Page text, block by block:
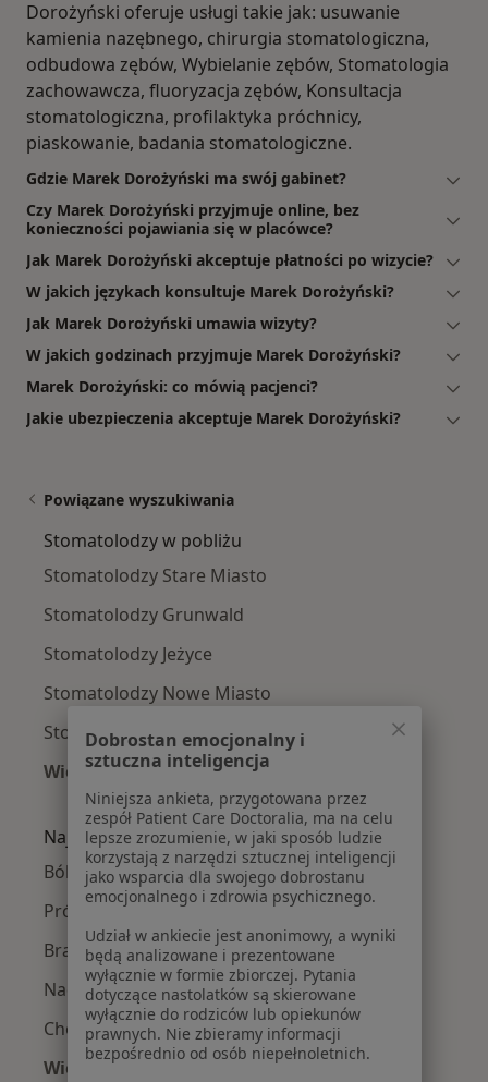
Dorożyński oferuje usługi takie jak: usuwanie
kamienia nazębnego, chirurgia stomatologiczna,
odbudowa zębów, Wybielanie zębów, Stomatologia
zachowawcza, fluoryzacja zębów, Konsultacja
stomatologiczna, profilaktyka próchnicy,
piaskowanie, badania stomatologiczne.
Gdzie Marek Dorożyński ma swój gabinet?
Czy Marek Dorożyński przyjmuje online, bez
konieczności pojawiania się w placówce?
Jak Marek Dorożyński akceptuje płatności po wizycie?
W jakich językach konsultuje Marek Dorożyński?
Jak Marek Dorożyński umawia wizyty?
W jakich godzinach przyjmuje Marek Dorożyński?
Marek Dorożyński: co mówią pacjenci?
Jakie ubezpieczenia akceptuje Marek Dorożyński?
Powiązane wyszukiwania
Stomatolodzy w pobliżu
Stomatolodzy Stare Miasto
Stomatolodzy Grunwald
Stomatolodzy Jeżyce
Stomatolodzy Nowe Miasto
Stomatolodzy Wilda
Więcej (2)
Więcej w kategorii: Stomatolodzy w pobliżu
Najczęście leczone choroby
Ból zęba w Poznaniu
Próchnica w Poznaniu
Braki zębowe w Poznaniu
Nadwrażliwość zębów w Poznaniu
Choroby miazgi w Poznaniu
Więcej (15)
Dobrostan emocjonalny i
sztuczna inteligencja
Niniejsza ankieta, przygotowana przez
zespół Patient Care Doctoralia, ma na celu
lepsze zrozumienie, w jaki sposób ludzie
korzystają z narzędzi sztucznej inteligencji
jako wsparcia dla swojego dobrostanu
emocjonalnego i zdrowia psychicznego.
Udział w ankiecie jest anonimowy, a wyniki
będą analizowane i prezentowane
wyłącznie w formie zbiorczej. Pytania
dotyczące nastolatków są skierowane
wyłącznie do rodziców lub opiekunów
prawnych. Nie zbieramy informacji
bezpośrednio od osób niepełnoletnich.